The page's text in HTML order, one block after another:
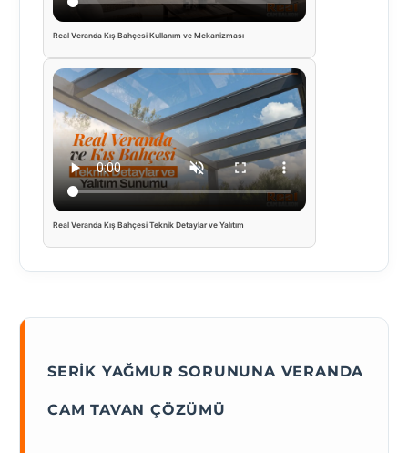
Real Veranda Kış Bahçesi Kullanım ve Mekanizması
Real Veranda Kış Bahçesi Teknik Detaylar ve Yalıtım
SERIK YAĞMUR SORUNUNA VERANDA
CAM TAVAN ÇÖZÜMÜ